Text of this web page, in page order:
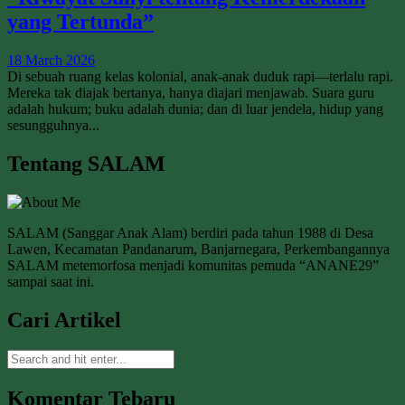
yang Tertunda”
18 March 2026
Di sebuah ruang kelas kolonial, anak-anak duduk rapi—terlalu rapi.
Mereka tak diajak bertanya, hanya diajari menjawab. Suara guru
adalah hukum; buku adalah dunia; dan di luar jendela, hidup yang
sesungguhnya...
Tentang SALAM
SALAM (Sanggar Anak Alam) berdiri pada tahun 1988 di Desa
Lawen, Kecamatan Pandanarum, Banjarnegara, Perkembangannya
SALAM metemorfosa menjadi komunitas pemuda “ANANE29”
sampai saat ini.
Cari Artikel
Komentar Tebaru